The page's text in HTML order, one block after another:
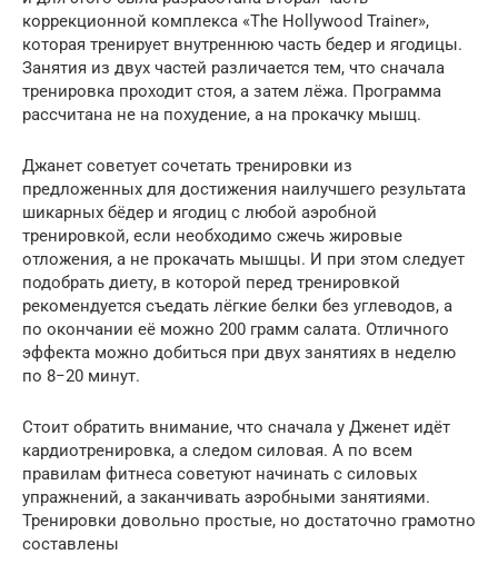
коррекционной комплекса «The Hollywood Trainer»,
которая тренирует внутреннюю часть бедер и ягодицы.
Занятия из двух частей различается тем, что сначала
тренировка проходит стоя, а затем лёжа. Программа
рассчитана не на похудение, а на прокачку мышц.
Джанет советует сочетать тренировки из
предложенных для достижения наилучшего результата
шикарных бёдер и ягодиц с любой аэробной
тренировкой, если необходимо сжечь жировые
отложения, а не прокачать мышцы. И при этом следует
подобрать диету, в которой перед тренировкой
рекомендуется съедать лёгкие белки без углеводов, а
по окончании её можно 200 грамм салата. Отличного
эффекта можно добиться при двух занятиях в неделю
по 8−20 минут.
Стоит обратить внимание, что сначала у Дженет идёт
кардиотренировка, а следом силовая. А по всем
правилам фитнеса советуют начинать с силовых
упражнений, а заканчивать аэробными занятиями.
Тренировки довольно простые, но достаточно грамотно
составлены